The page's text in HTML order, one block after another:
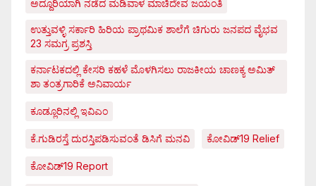
ಅದ್ದೂರಿಯಾಗಿ ನಡೆದ ಮಡಿವಾಳ ಮಾಚಿದೇವ ಜಯಂತಿ
ಉತ್ತುವಳ್ಳಿ ಸರ್ಕಾರಿ ಹಿರಿಯ ಪ್ರಾಥಮಿಕ ಶಾಲೆಗೆ ಚಿಗುರು ಜನಪದ ವೈಭವ
23 ಸಮಗ್ರ ಪ್ರಶಸ್ತಿ
ಕರ್ನಾಟಕದಲ್ಲಿ ಕೇಸರಿ ಕಹಳೆ ಮೊಳಗಿಸಲು ರಾಜಕೀಯ ಚಾಣಕ್ಯ ಅಮಿತ್
ಶಾ ತಂತ್ರಗಾರಿಕೆ ಅನಿವಾರ್ಯ
ಕೂಡ್ಲೂರಿನಲ್ಲಿ ಇವಿಎಂ
ಕೆ.ಗುಡಿರಸ್ತೆ ದುರಸ್ತಿಪಡಿಸುವಂತೆ ಡಿಸಿಗೆ ಮನವಿ ಕೋವಿಡ್‌19 Relief
ಕೋವಿಡ್‌19 Report